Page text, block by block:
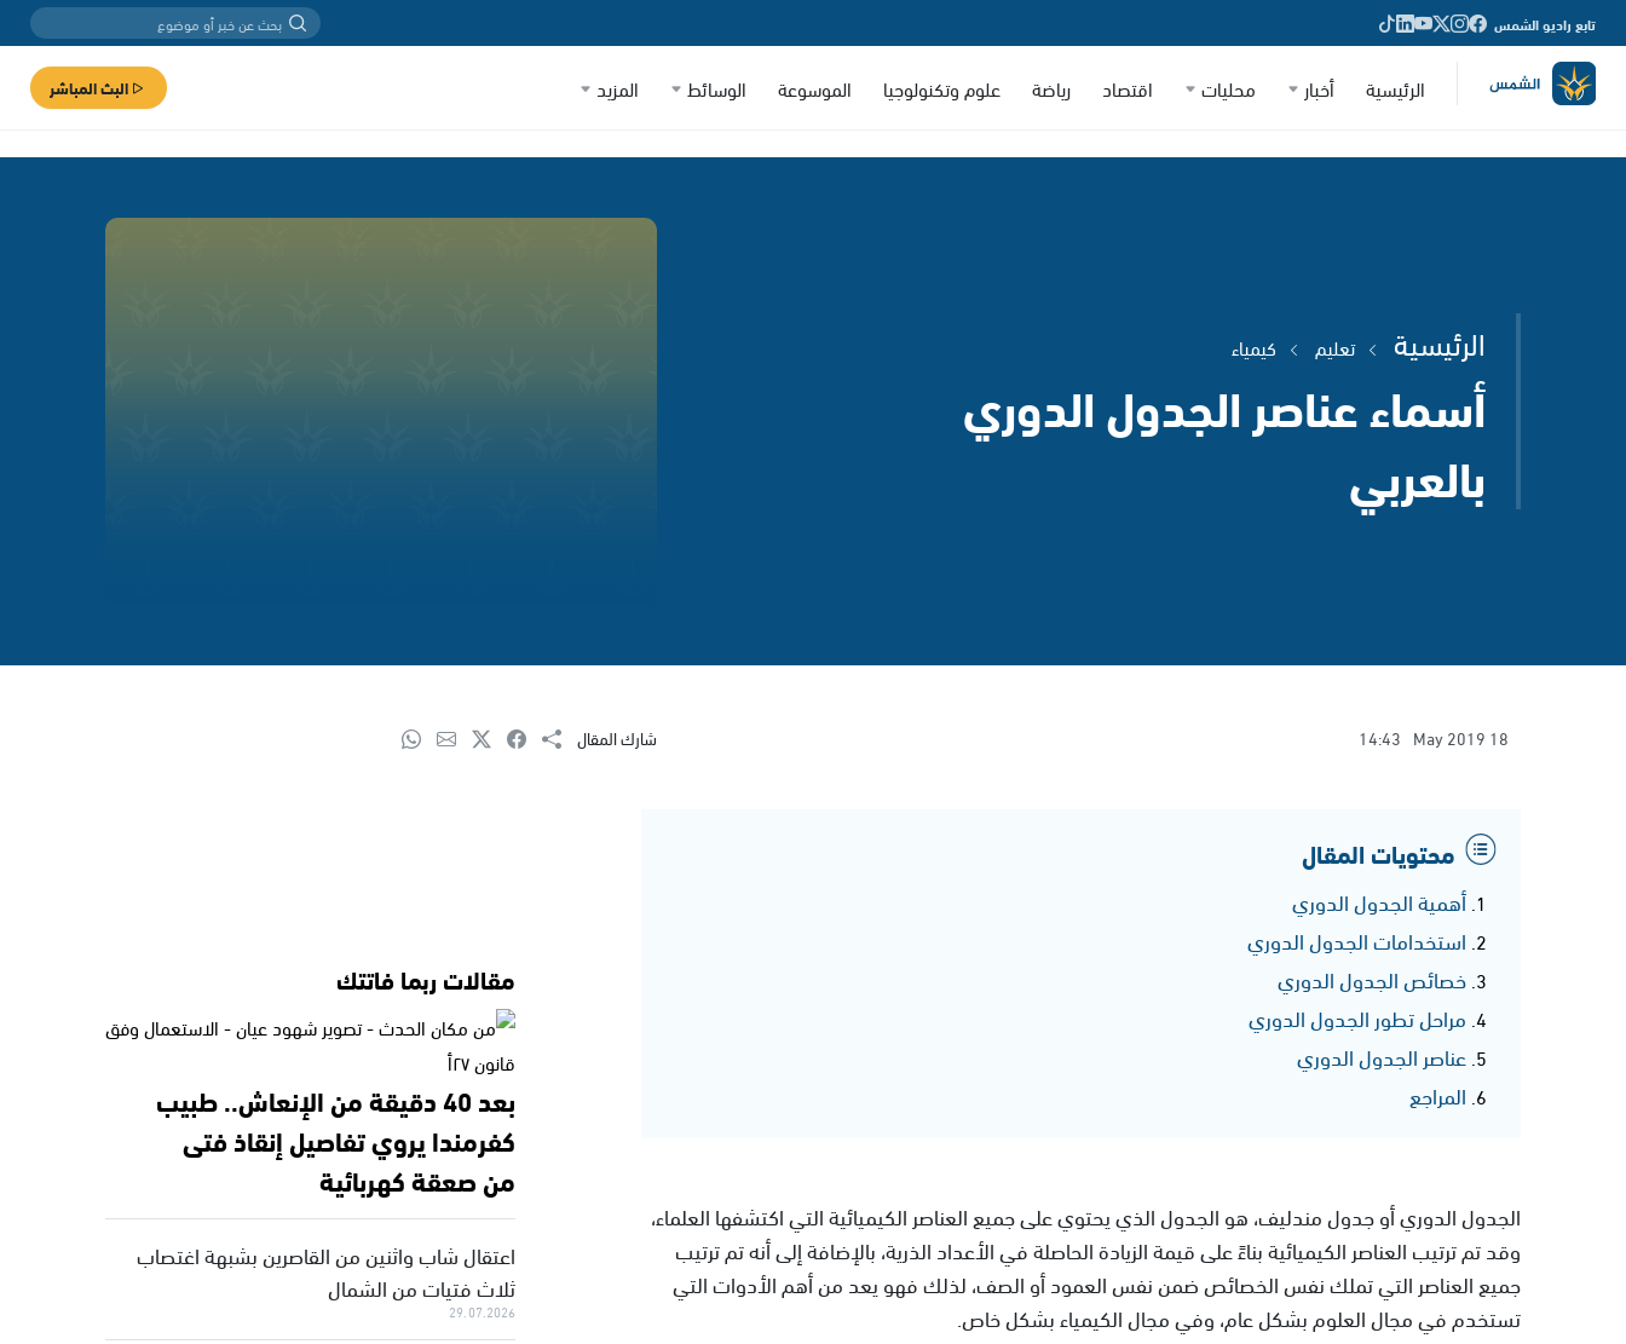
تابع راديو الشمس
الرئيسية أخبار محليات اقتصاد رياضة علوم وتكنولوجيا الموسوعة الوسائط المزيد البث المباشر
الرئيسية تعليم كيمياء
أسماء عناصر الجدول الدوري
بالعربي
18 May 2019
14:43 شارك المقال
محتويات المقال
أهمية الجدول الدوري
استخدامات الجدول الدوري
خصائص الجدول الدوري
مراحل تطور الجدول الدوري
عناصر الجدول الدوري
المراجع
الجدول الدوري أو جدول مندليف، هو الجدول الذي يحتوي على جميع العناصر الكيميائية التي اكتشفها العلماء،
وقد تم ترتيب العناصر الكيميائية بناءً على قيمة الزيادة الحاصلة في الأعداد الذرية، بالإضافة إلى أنه تم ترتيب
جميع العناصر التي تملك نفس الخصائص ضمن نفس العمود أو الصف، لذلك فهو يعد من أهم الأدوات التي
تستخدم في مجال العلوم بشكل عام، وفي مجال الكيمياء بشكل خاص.
مقالات ربما فاتتك
بعد 40 دقيقة من الإنعاش.. طبيب
كفرمندا يروي تفاصيل إنقاذ فتى
من صعقة كهربائية
اعتقال شاب واثنين من القاصرين بشبهة اغتصاب
ثلاث فتيات من الشمال
29.07.2026